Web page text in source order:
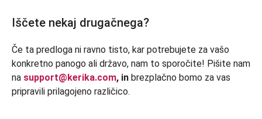
Iščete nekaj drugačnega?
Če ta predloga ni ravno tisto, kar potrebujete za vašo
konkretno panogo ali državo, nam to sporočite! Pišite nam
na support@kerika.com, in brezplačno bomo za vas
pripravili prilagojeno različico.